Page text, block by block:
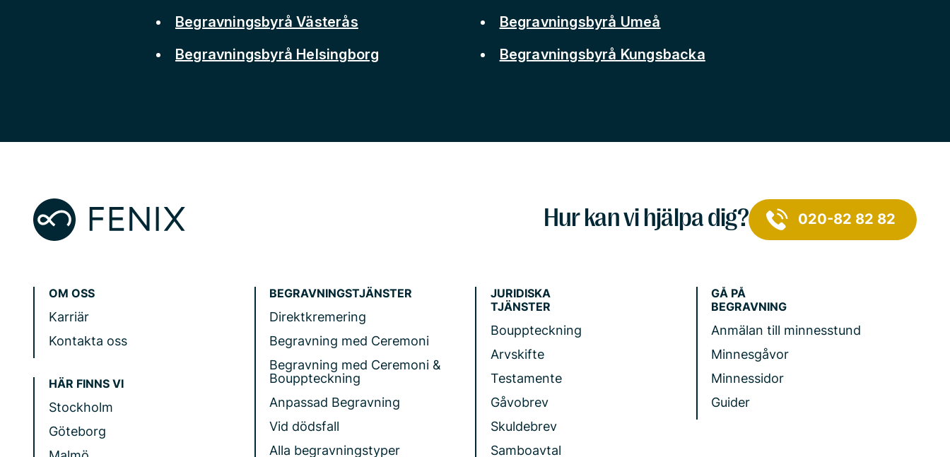
Begravningsbyrå Västerås
Begravningsbyrå Helsingborg
Begravningsbyrå Umeå
Begravningsbyrå Kungsbacka
Hur kan vi hjälpa dig? 020-82 82 82
OM OSS
Karriär
Kontakta oss
HÄR FINNS VI
Stockholm
Göteborg
BEGRAVNINGSTJÄNSTER
Direktkremering
Begravning med Ceremoni
Begravning med Ceremoni &
Bouppteckning
Anpassad Begravning
Vid dödsfall
Alla begravningstyper
JURIDISKA
TJÄNSTER
Bouppteckning
Arvskifte
Testamente
Gåvobrev
Skuldebrev
Samboavtal
GÅ PÅ
BEGRAVNING
Anmälan till minnesstund
Minnesgåvor
Minnessidor
Guider